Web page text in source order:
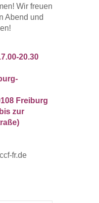
Wir freuen
Abend und
20.30
Freiburg
zur
fr.de